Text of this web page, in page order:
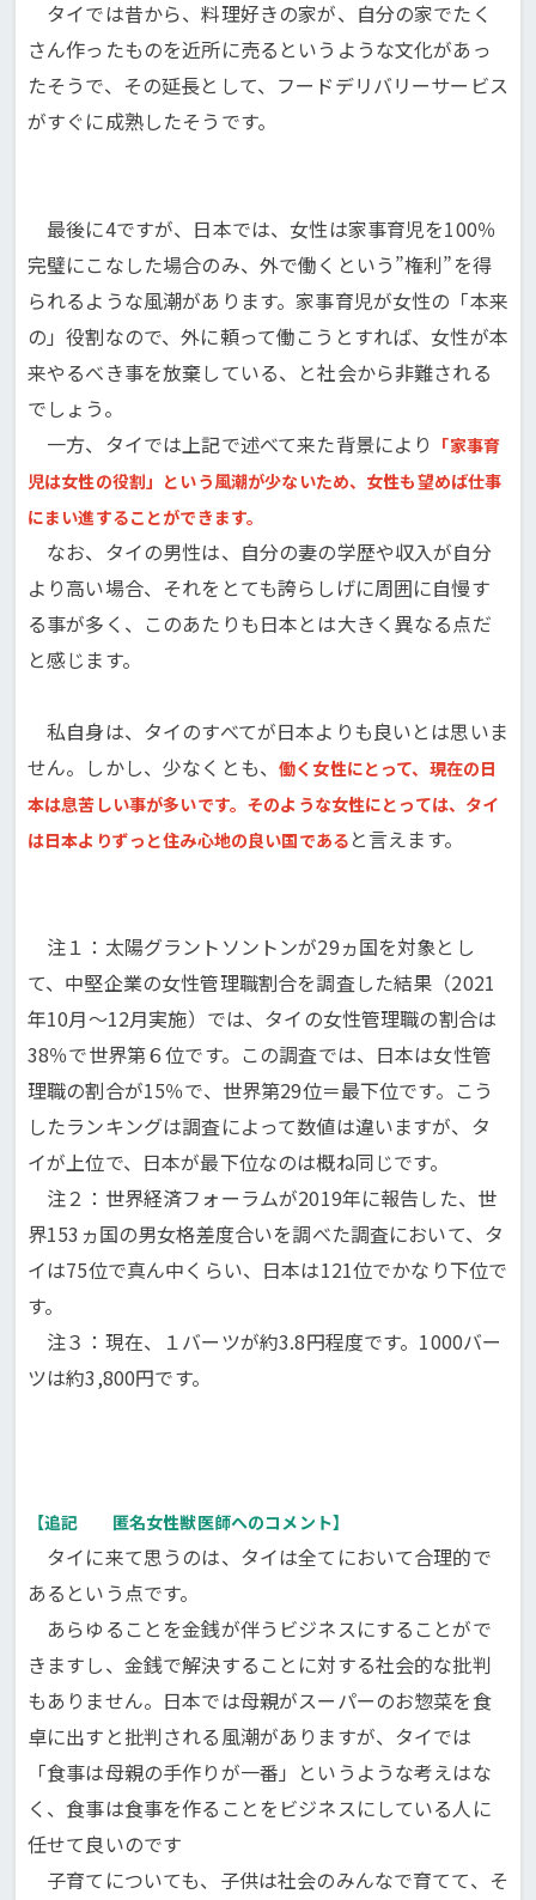
タイでは昔から、料理好きの家が、自分の家でたく
さん作ったものを近所に売るというような文化があっ
たそうで、その延長として、フードデリバリーサービス
がすぐに成熟したそうです。
最後に4ですが、日本では、女性は家事育児を100％
完璧にこなした場合のみ、外で働くという”権利”を得
られるような風潮があります。家事育児が女性の「本来
の」役割なので、外に頼って働こうとすれば、女性が本
来やるべき事を放棄している、と社会から非難される
でしょう。
一方、タイでは上記で述べて来た背景により 「家事育
児は女性の役割」という風潮が少ないため、女性も望めば仕事
にまい進することができます。
なお、タイの男性は、自分の妻の学歴や収入が自分
より高い場合、それをとても誇らしげに周囲に自慢す
る事が多く、このあたりも日本とは大きく異なる点だ
と感じます。
私自身は、タイのすべてが日本よりも良いとは思いま
せん。しかし、少なくとも、働く女性にとって、現在の日
本は息苦しい事が多いです。そのような女性にとっては、タイ
は日本よりずっと住み心地の良い国である と言えます。
注１：太陽グラントソントンが29ヵ国を対象とし
て、中堅企業の女性管理職割合を調査した結果（2021
年10月～12月実施）では、タイの女性管理職の割合は
38％で世界第６位です。この調査では、日本は女性管
理職の割合が15％で、世界第29位＝最下位です。こう
したランキングは調査によって数値は違いますが、タ
イが上位で、日本が最下位なのは概ね同じです。
注２：世界経済フォーラムが2019年に報告した、世
界153ヵ国の男女格差度合いを調べた調査において、タ
イは75位で真ん中くらい、日本は121位でかなり下位で
す。
注３：現在、１バーツが約3.8円程度です。1000バー
ツは約3,800円です。
【追記 匿名女性獣医師へのコメント】
タイに来て思うのは、タイは全てにおいて合理的で
あるという点です。
あらゆることを金銭が伴うビジネスにすることがで
きますし、金銭で解決することに対する社会的な批判
もありません。日本では母親がスーパーのお惣菜を食
卓に出すと批判される風潮がありますが、タイでは
「食事は母親の手作りが一番」というような考えはな
く、食事は食事を作ることをビジネスにしている人に
任せて良いのです
子育てについても、子供は社会のみんなで育てて、そ